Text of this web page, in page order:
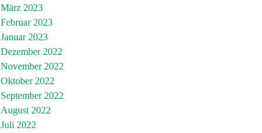
März 2023
Februar 2023
Januar 2023
Dezember 2022
November 2022
Oktober 2022
September 2022
August 2022
Juli 2022